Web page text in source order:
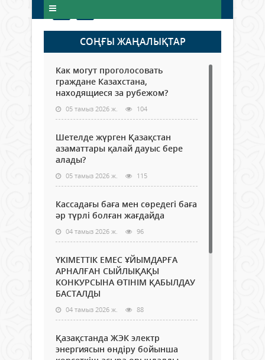
СОҢҒЫ ЖАҢАЛЫҚТАР
Как могут проголосовать
граждане Казахстана,
находящиеся за рубежом?
05 тамыз 2026 ж. 104
Шетелде жүрген Қазақстан
азаматтары қалай дауыс бере
алады?
05 тамыз 2026 ж. 115
Кассадағы баға мен сөредегі баға
әр түрлі болған жағдайда
04 тамыз 2026 ж. 96
ҮКІМЕТТІК ЕМЕС ҰЙЫМДАРҒА
АРНАЛҒАН СЫЙЛЫҚАҚЫ
КОНКУРСЫНА ӨТІНІМ ҚАБЫЛДАУ
БАСТАЛДЫ
04 тамыз 2026 ж. 88
Қазақстанда ЖЭК электр
энергиясын өндіру бойынша